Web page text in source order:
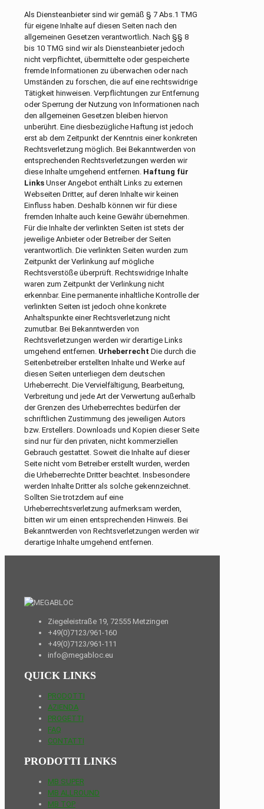
Als Diensteanbieter sind wir gemäß § 7 Abs.1 TMG
für eigene Inhalte auf diesen Seiten nach den
allgemeinen Gesetzen verantwortlich. Nach §§ 8
bis 10 TMG sind wir als Diensteanbieter jedoch
nicht verpflichtet, übermittelte oder gespeicherte
fremde Informationen zu überwachen oder nach
Umständen zu forschen, die auf eine rechtswidrige
Tätigkeit hinweisen. Verpflichtungen zur Entfernung
oder Sperrung der Nutzung von Informationen nach
den allgemeinen Gesetzen bleiben hiervon
unberührt. Eine diesbezügliche Haftung ist jedoch
erst ab dem Zeitpunkt der Kenntnis einer konkreten
Rechtsverletzung möglich. Bei Bekanntwerden von
entsprechenden Rechtsverletzungen werden wir
diese Inhalte umgehend entfernen. Haftung für
Links Unser Angebot enthält Links zu externen
Webseiten Dritter, auf deren Inhalte wir keinen
Einfluss haben. Deshalb können wir für diese
fremden Inhalte auch keine Gewähr übernehmen.
Für die Inhalte der verlinkten Seiten ist stets der
jeweilige Anbieter oder Betreiber der Seiten
verantwortlich. Die verlinkten Seiten wurden zum
Zeitpunkt der Verlinkung auf mögliche
Rechtsverstöße überprüft. Rechtswidrige Inhalte
waren zum Zeitpunkt der Verlinkung nicht
erkennbar. Eine permanente inhaltliche Kontrolle der
verlinkten Seiten ist jedoch ohne konkrete
Anhaltspunkte einer Rechtsverletzung nicht
zumutbar. Bei Bekanntwerden von
Rechtsverletzungen werden wir derartige Links
umgehend entfernen. Urheberrecht Die durch die
Seitenbetreiber erstellten Inhalte und Werke auf
diesen Seiten unterliegen dem deutschen
Urheberrecht. Die Vervielfältigung, Bearbeitung,
Verbreitung und jede Art der Verwertung außerhalb
der Grenzen des Urheberrechtes bedürfen der
schriftlichen Zustimmung des jeweiligen Autors
bzw. Erstellers. Downloads und Kopien dieser Seite
sind nur für den privaten, nicht kommerziellen
Gebrauch gestattet. Soweit die Inhalte auf dieser
Seite nicht vom Betreiber erstellt wurden, werden
die Urheberrechte Dritter beachtet. Insbesondere
werden Inhalte Dritter als solche gekennzeichnet.
Sollten Sie trotzdem auf eine
Urheberrechtsverletzung aufmerksam werden,
bitten wir um einen entsprechenden Hinweis. Bei
Bekanntwerden von Rechtsverletzungen werden wir
derartige Inhalte umgehend entfernen.
Ziegeleistraße 19, 72555 Metzingen
+49(0)7123/961-160
+49(0)7123/961-111
info@megabloc.eu
QUICK LINKS
PRODOTTI
AZIENDA
PROGETTI
FAQ
CONTATTI
PRODOTTI LINKS
MB SUPER
MB ALLROUND
MB TOP